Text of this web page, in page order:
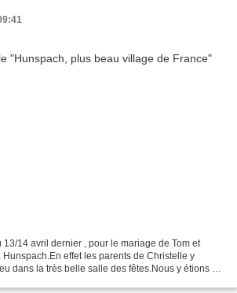
13/14 avril dernier , pour le mariage de Tom et
effet les parents de Christelle y
dans la très belle salle des fêtes.Nous y étions en